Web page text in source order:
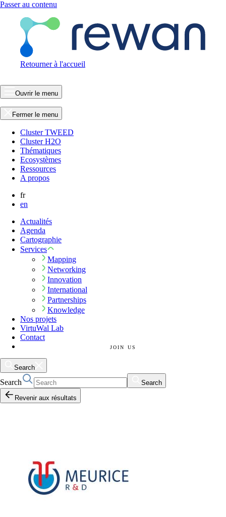
Passer au contenu
Retourner à l'accueil
Ouvrir le menu
Fermer le menu
Cluster TWEED
Cluster H2O
Thématiques
Ecosystèmes
Ressources
A propos
fr
en
Actualités
Agenda
Cartographie
Services
Mapping
Networking
Innovation
International
Partnerships
Knowledge
Nos projets
VirtuWal Lab
Contact
JOIN US
Search
Search
Search
Revenir aux résultats